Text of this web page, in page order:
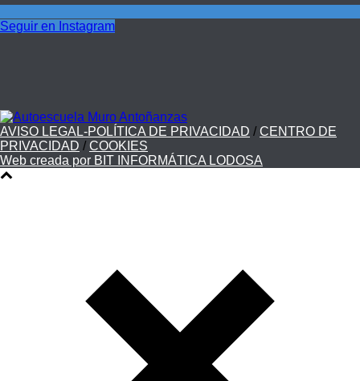
Seguir en Instagram
AVISO LEGAL-POLÍTICA DE PRIVACIDAD / CENTRO DE
PRIVACIDAD / COOKIES
Web creada por BIT INFORMÁTICA LODOSA